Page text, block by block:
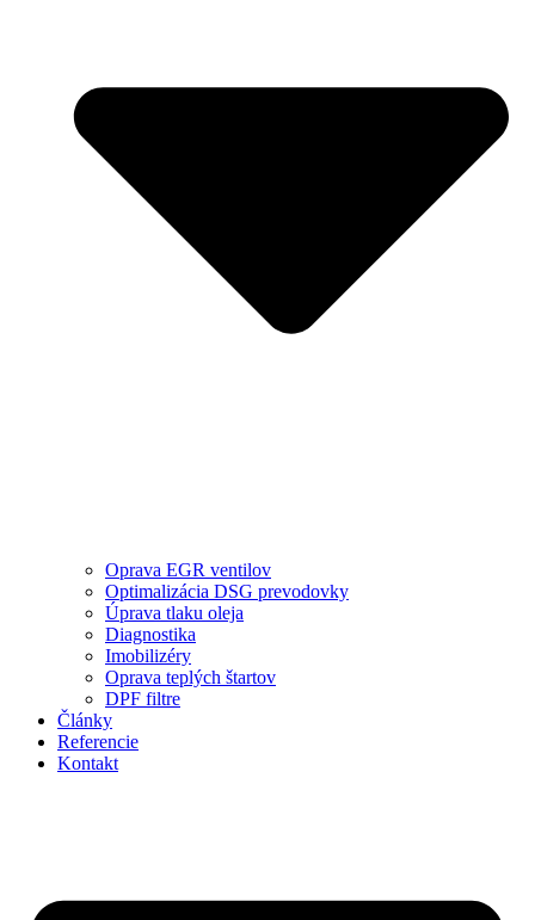
Oprava EGR ventilov
Optimalizácia DSG prevodovky
Úprava tlaku oleja
Diagnostika
Imobilizéry
Oprava teplých štartov
DPF filtre
Články
Referencie
Kontakt